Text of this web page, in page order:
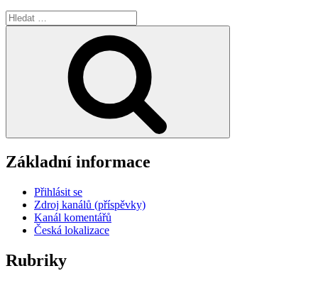
Hledat:
Základní informace
Přihlásit se
Zdroj kanálů (příspěvky)
Kanál komentářů
Česká lokalizace
Rubriky